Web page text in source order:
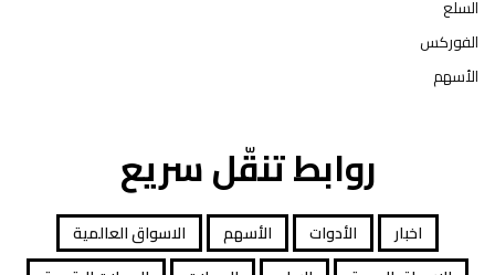
السلع
الفوركس
الأسهم
روابط تنقّل سريع
اخبار الأدوات الأسهم
الاسواق العالمية